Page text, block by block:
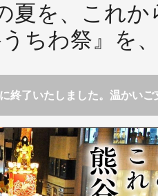
夏を、これか
ちわ祭』を
終了いたしました。温かいご